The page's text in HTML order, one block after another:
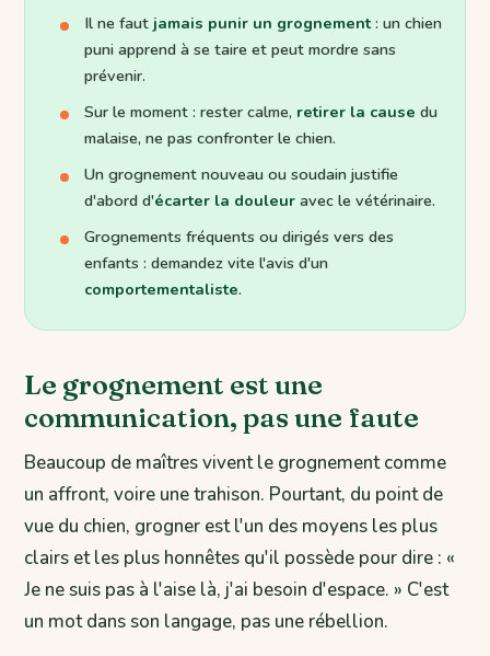
Il ne faut jamais punir un grognement: un chien
puni apprend à se taire et peut mordre sans
prévenir.
Sur le moment : rester calme, retirer la cause du
malaise, ne pas confronter le chien.
Un grognement nouveau ou soudain justifie
d'abord d'écarter la douleur avec le vétérinaire.
Grognements fréquents ou dirigés vers des
enfants : demandez vite l'avis d'un
comportementaliste.
Le grognement est une
communication, pas une faute
Beaucoup de maîtres vivent le grognement comme
un affront, voire une trahison. Pourtant, du point de
vue du chien, grogner est l'un des moyens les plus
clairs et les plus honnêtes qu'il possède pour dire : «
Je ne suis pas à l'aise là, j'ai besoin d'espace. » C'est
un mot dans son langage, pas une rébellion.